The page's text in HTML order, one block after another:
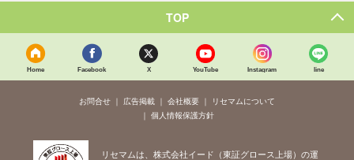
TOP
Home Facebook X YouTube Instagram line
お問合せ 広告掲載 会社概要
リセマムについて
個人情報保護方針
リセマムは、株式会社イード（東証グロース上場）の運